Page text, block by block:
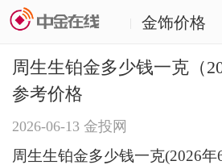
金饰价格
周生生铂金多少钱一克（
参考价格
2026-06-13 金投网
周生生铂金多少钱一克(2026